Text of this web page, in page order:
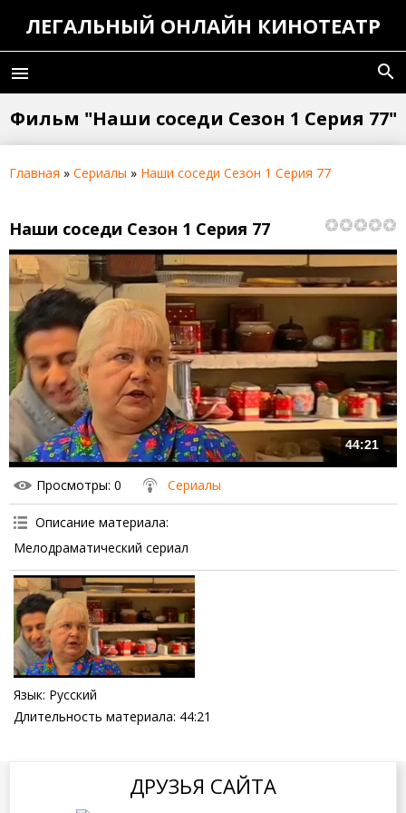
ЛЕГАЛЬНЫЙ ОНЛАЙН КИНОТЕАТР
menu search
Фильм "Наши соседи Сезон 1 Серия 77"
Главная » Сериалы » Наши соседи Сезон 1 Серия 77
Наши соседи Сезон 1 Серия 77
44:21
Просмотры: 0 Сериалы
Описание материала:
Мелодраматический сериал
Язык: Русский
Длительность материала: 44:21
ДРУЗЬЯ САЙТА